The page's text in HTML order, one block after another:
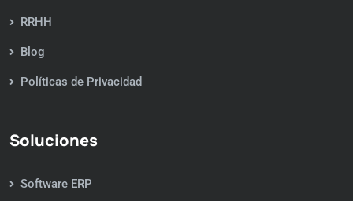
RRHH
Blog
Políticas de Privacidad
Soluciones
Software ERP